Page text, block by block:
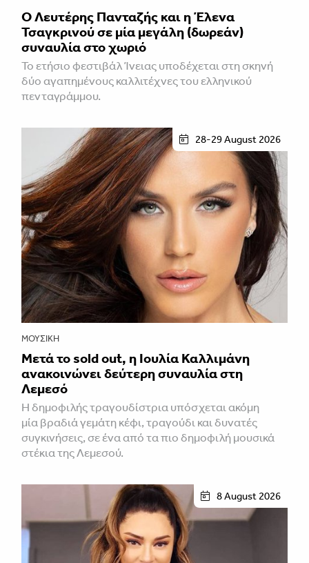
Ο Λευτέρης Πανταζής και η Έλενα
Τσαγκρινού σε μία μεγάλη (δωρεάν)
συναυλία στο χωριό
Το ετήσιο φεστιβάλ Ίνειας υποδέχεται στη σκηνή
δύο αγαπημένους καλλιτέχνες του ελληνικού
πενταγράμμου.
28-29 August 2026
ΜΟΥΣΙΚΉ
Μετά το sold out, η Ιουλία Καλλιμάνη
ανακοινώνει δεύτερη συναυλία στη
Λεμεσό
H δημοφιλής τραγουδίστρια υπόσχεται ακόμη
μία βραδιά γεμάτη κέφι, τραγούδι και δυνατές
συγκινήσεις, σε ένα από τα πιο δημοφιλή μουσικά
στέκια της Λεμεσού.
8 August 2026